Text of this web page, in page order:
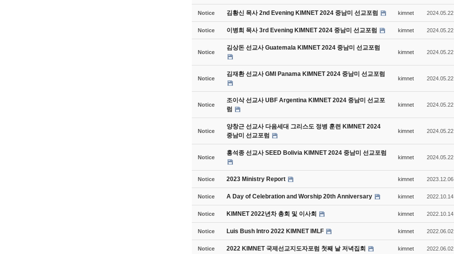
Notice 김황신 목사 2nd Evening KIMNET 2024 중남미 선교포럼 kimnet 2024.05.22
Notice 이병희 목사 3rd Evening KIMNET 2024 중남미 선교포럼 kimnet 2024.05.22
Notice
김상돈 선교사 Guatemala KIMNET 2024 중남미 선교포럼
kimnet 2024.05.22
Notice
김재환 선교사 GMI Panama KIMNET 2024 중남미 선교포럼
kimnet 2024.05.22
Notice
조이삭 선교사 UBF Argentina KIMNET 2024 중남미 선교포
럼
kimnet 2024.05.22
Notice
양창근 선교사 다음세대 그리스도 정병 훈련 KIMNET 2024
중남미 선교포럼
kimnet 2024.05.22
Notice
홍석종 선교사 SEED Bolivia KIMNET 2024 중남미 선교포럼
kimnet 2024.05.22
Notice 2023 Ministry Report kimnet 2023.12.06
Notice A Day of Celebration and Worship 20th Anniversary kimnet 2022.10.14
Notice KIMNET 2022년차 총회 및 이사회 kimnet 2022.10.14
Notice Luis Bush Intro 2022 KIMNET IMLF kimnet 2022.06.02
Notice 2022 KIMNET 국제선교지도자포럼 첫째 날 저녁집회 kimnet 2022.06.02